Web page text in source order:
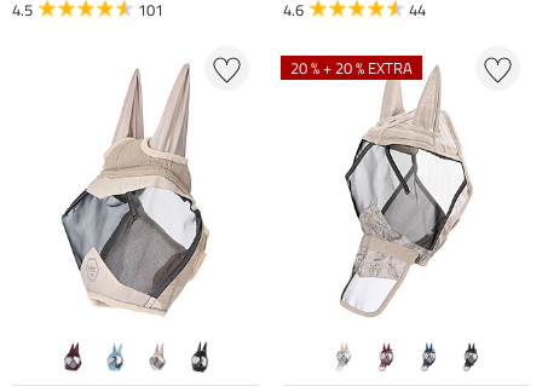
4.5 101 4.6 44
20 % + 20 % EXTRA